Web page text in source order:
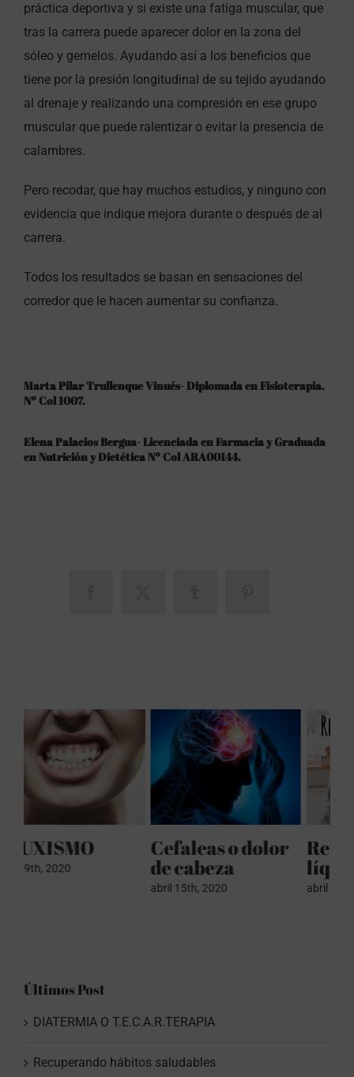
práctica deportiva y si existe una fatiga muscular, que
tras la carrera puede aparecer dolor en la zona del
sóleo y gemelos. Ayudando así a los beneficios que
tiene por la presión longitudinal de su tejido ayudando
al drenaje y realizando una compresión en ese grupo
muscular que puede ralentizar o evitar la presencia de
calambres.
Pero recodar, que hay muchos estudios, y ninguno con
evidencia que indique mejora durante o después de al
carrera.
Todos los resultados se basan en sensaciones del
corredor que le hacen aumentar su confianza.
Marta Pilar Trullenque Vinués- Diplomada en Fisioterapia.
Nº Col 1007.
Elena Palacios Bergua- Licenciada en Farmacia y Graduada
en Nutrición y Dietética Nº Col ARA00144.
Retención de
líquidos (parte 2)
PRESOTERAPIA
abril 8th, 2020
Últimos Post
DIATERMIA O T.E.C.A.R.TERAPIA
Recuperando hábitos saludables